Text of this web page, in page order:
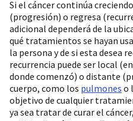
Si el cáncer continúa
(progresión) o regresa
adicional dependerá de la
qué tratamientos se hayan
la persona y de si esta desea
recurrencia puede ser local
donde comenzó) o distante
cuerpo, como los pulmones o
objetivo de cualquier
ya sea tratar de curar el